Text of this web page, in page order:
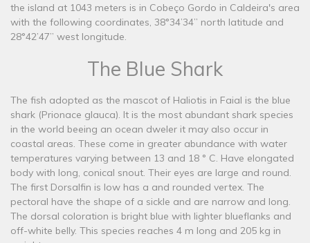
the island at 1043 meters is in Cobeço Gordo in Caldeira's area
with the following coordinates, 38°34’34’’ north latitude and
28°42’47’’ west longitude.
The Blue Shark
The fish adopted as the mascot of Haliotis in Faial is the blue
shark (Prionace glauca). It is the most abundant shark species
in the world beeing an ocean dweler it may also occur in
coastal areas. These come in greater abundance with water
temperatures varying between 13 and 18 ° C. Have elongated
body with long, conical snout. Their eyes are large and round.
The first Dorsalfin is low has a and rounded vertex. The
pectoral have the shape of a sickle and are narrow and long.
The dorsal coloration is bright blue with lighter blueflanks and
off-white belly. This species reaches 4 m long and 205 kg in